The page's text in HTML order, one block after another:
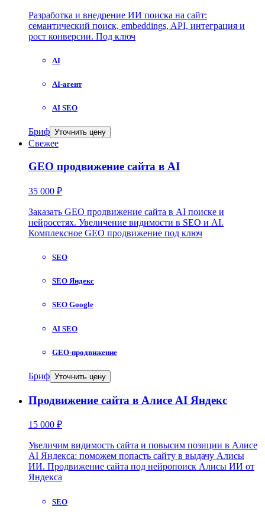
Разработка и внедрение ИИ поиска на сайт:
семантический поиск, embeddings, API, интеграция и
рост конверсии. Под ключ
AI
AI-агент
AI SEO
Бриф Уточнить цену
Свежее
GEO продвижение сайта в AI
35 000 ₽
Заказать GEO продвижение сайта в AI поиске и
нейросетях. Увеличение видимости в SEO и AI.
Комплексное GEO продвижение под ключ
SEO
SEO Яндекс
SEO Google
AI SEO
GEO-продвижение
Бриф Уточнить цену
Продвижение сайта в Алисе AI Яндекс
15 000 ₽
Увеличим видимость сайта и повысим позиции в Алисе
AI Яндекса: поможем попасть сайту в выдачу Алисы
ИИ. Продвижение сайта под нейропоиск Алисы ИИ от
Яндекса
SEO